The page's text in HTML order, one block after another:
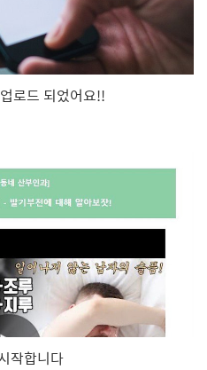
로드 되었어요!!
작합니다